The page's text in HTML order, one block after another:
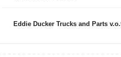
Eddie Ducker Trucks and Parts